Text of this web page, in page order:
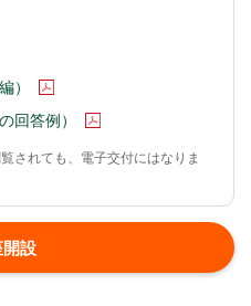
）
回答例）
されても、電子交付にはなりま
開設